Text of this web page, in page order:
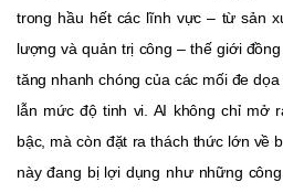
trong hầu hết các lĩnh vực – từ sản
lượng và quản trị công – thế giới
tăng nhanh chóng của các mối đe
lẫn mức độ tinh vi. AI không chỉ mở
bậc, mà còn đặt ra thách thức lớn về
này đang bị lợi dụng như những